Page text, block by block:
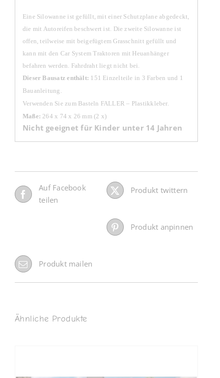
Eine Silowanne ist gefüllt, mit einer Schutz­plane abgedeckt,
die mit Autoreifen beschwert ist. Die zweite Silowanne ist
offen, teilweise mit beigefügtem Grasschnitt gefüllt und
kann mit den Car System Traktoren mit Heuanhänger
befahren werden. Fahrdraht liegt nicht bei.
Dieser Bausatz enthält: 151 Einzelteile in 3 Farben und 1
Bauanleitung.
Verwenden Sie zum Basteln FALLER – Plastikkleber.
Maße: 264 x 74 x 26 mm (2 x)
Nicht geeignet für Kinder unter 14 Jahren
Auf Facebook
teilen
Produkt twittern
Produkt anpinnen
Produkt mailen
Ähnliche Produkte